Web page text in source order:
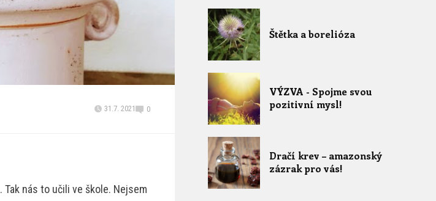
31.7. 2021 0
. Tak nás to učili ve škole. Nejsem
Štětka a borelióza
VÝZVA - Spojme svou
pozitivní mysl!
Dračí krev – amazonský
zázrak pro vás!